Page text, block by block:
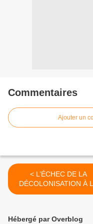
Commentaires
Ajouter un
< L’ÉCHEC DE LA
DÉCOLONISATION À
FRANÇAISE
Hébergé par Overblog